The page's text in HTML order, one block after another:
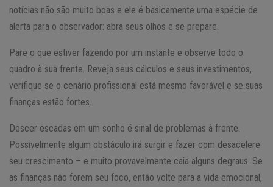
notícias não são muito boas e ele é basicamente uma espécie de
alerta para o observador: abra seus olhos e se prepare.
Pare o que estiver fazendo por um instante e observe todo o
quadro à sua frente. Reveja seus cálculos e seus investimentos,
verifique se o cenário profissional está mesmo favorável e se suas
finanças estão fortes.
Descer escadas em um sonho é sinal de problemas à frente.
Possivelmente algum obstáculo irá surgir e fazer com desacelere
seu crescimento – e muito provavelmente caia alguns degraus. Se
as finanças não forem seu foco, então volte para a vida emocional,